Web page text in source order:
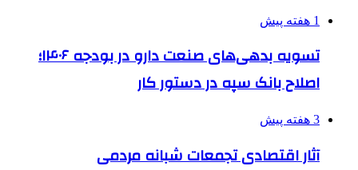
1 هفته پیش
تسویه بدهی‌های صنعت دارو در بودجه ۱۴۰۶؛
اصلاح بانک سپه در دستور کار
3 هفته پیش
آثار اقتصادی تجمعات شبانه مردمی